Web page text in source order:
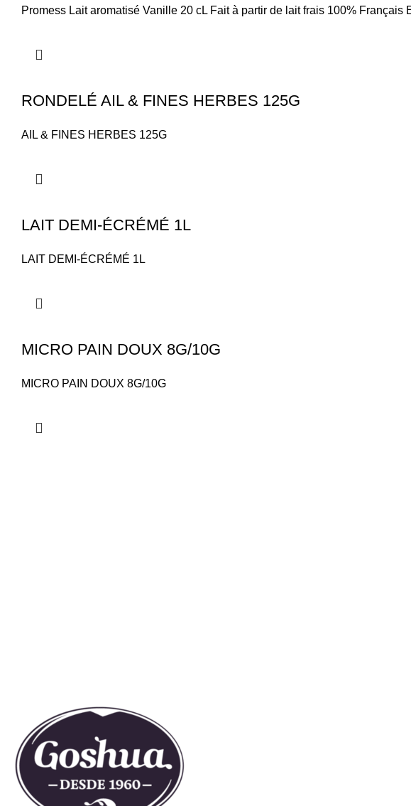
Promess Lait aromatisé Vanille 20 cL Fait à partir de lait frais 100% Français
RONDELÉ AIL & FINES HERBES 125G
AIL & FINES HERBES 125G
LAIT DEMI-ÉCRÉMÉ 1L
LAIT DEMI-ÉCRÉMÉ 1L
MICRO PAIN DOUX 8G/10G
MICRO PAIN DOUX 8G/10G